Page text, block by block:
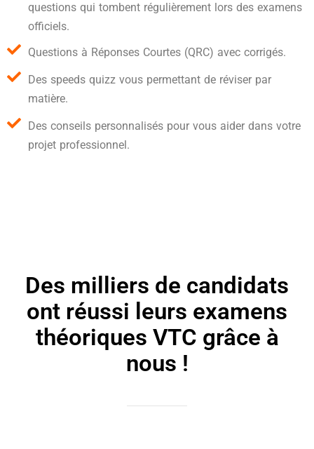
questions qui tombent régulièrement lors des examens
officiels.
Questions à Réponses Courtes (QRC) avec corrigés.
Des speeds quizz vous permettant de réviser par
matière.
Des conseils personnalisés pour vous aider dans votre
projet professionnel.
Des milliers de candidats
ont réussi leurs examens
théoriques VTC grâce à
nous !